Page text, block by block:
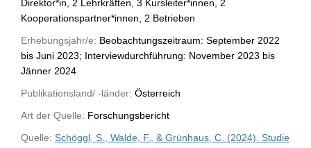
Direktor*in, 2 Lehrkräften, 3 Kursleiter*innen, 2
Kooperationspartner*innen, 2 Betrieben
Erhebungsjahr/e: Beobachtungszeitraum: September 2022
bis Juni 2023; Interviewdurchführung: November 2023 bis
Jänner 2024
Publikationsland/ -länder: Österreich
Art der Quelle: Forschungsbericht
Quelle: Schöggl, S., Walde, F., & Grünhaus, C. (2024). Studie